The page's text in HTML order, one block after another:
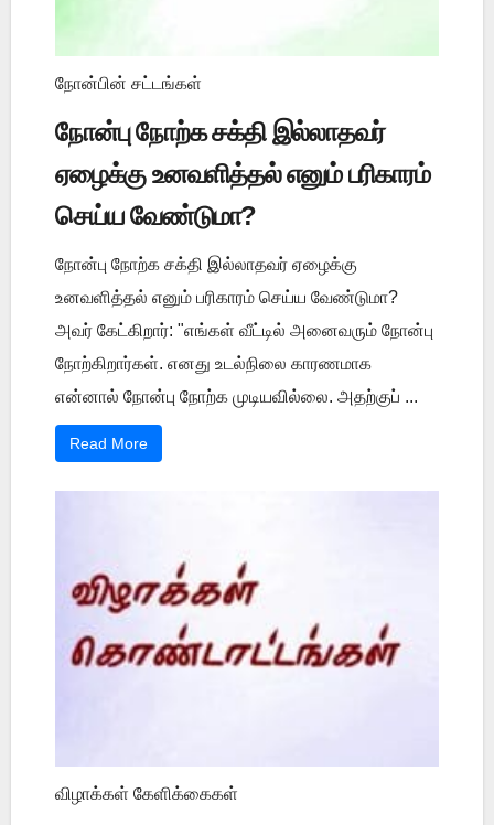
நோன்பின் சட்டங்கள்
நோன்பு நோற்க சக்தி இல்லாதவர்
ஏழைக்கு உனவளித்தல் எனும் பரிகாரம்
செய்ய வேண்டுமா?
நோன்பு நோற்க சக்தி இல்லாதவர் ஏழைக்கு
உனவளித்தல் எனும் பரிகாரம் செய்ய வேண்டுமா?
அவர் கேட்கிறார்: "எங்கள் வீட்டில் அனைவரும் நோன்பு
நோற்கிறார்கள். எனது உடல்நிலை காரணமாக
என்னால் நோன்பு நோற்க முடியவில்லை. அதற்குப் ...
Read More
விழாக்கள் கேளிக்கைகள்